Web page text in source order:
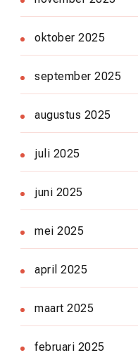
oktober 2025
september 2025
augustus 2025
juli 2025
juni 2025
mei 2025
april 2025
maart 2025
februari 2025